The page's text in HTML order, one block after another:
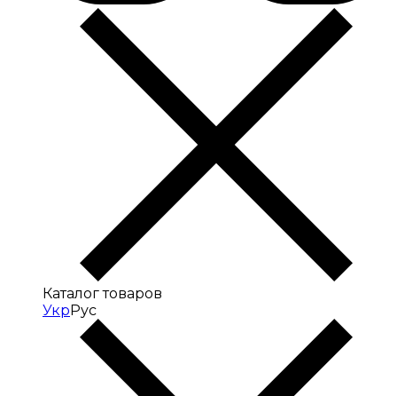
Каталог товаров
УкрРус